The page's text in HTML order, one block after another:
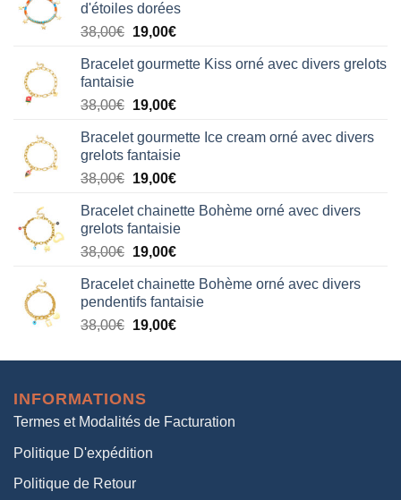
d'étoiles dorées
38,00€ Le
initial
était :
38,00€.
19,00€Le
actuel
19,00€.
Bracelet gourmette Kiss orné avec divers grelots
fantaisie
38,00€ Le
initial
était :
38,00€.
19,00€Le
actuel
est :
19,00€.
Bracelet gourmette Ice cream orné avec divers
grelots fantaisie
38,00€ Le
initial
était :
38,00€.
19,00€Le
actuel
est :
19,00€.
Bracelet chainette Bohème orné avec divers
grelots fantaisie
38,00€ Le
initial
était :
38,00€.
19,00€Le
actuel
est :
19,00€.
Bracelet chainette Bohème orné avec divers
pendentifs fantaisie
38,00€ Le
initial
38,00€.
19,00€Le
actuel
INFORMATIONS
Termes et Modalités de Facturation
Politique D'expédition
Politique de Retour